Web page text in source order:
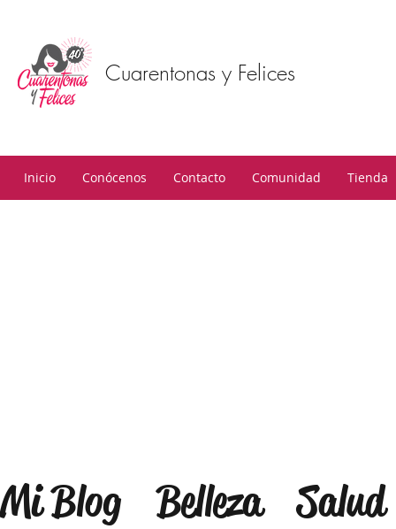
Cuarentonas y Felices
Inicio Conócenos Contacto Comunidad Tienda
Mi Blog Belleza
Salud